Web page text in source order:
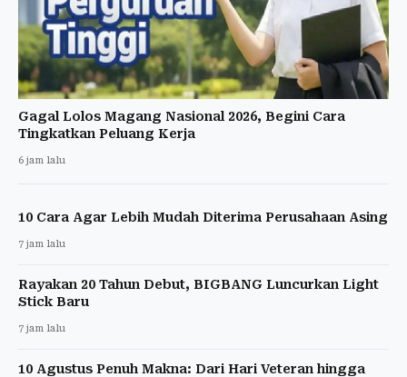
Gagal Lolos Magang Nasional 2026, Begini Cara
Tingkatkan Peluang Kerja
6 jam lalu
10 Cara Agar Lebih Mudah Diterima Perusahaan Asing
7 jam lalu
Rayakan 20 Tahun Debut, BIGBANG Luncurkan Light
Stick Baru
7 jam lalu
10 Agustus Penuh Makna: Dari Hari Veteran hingga